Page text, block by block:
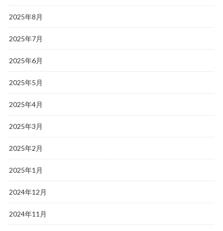
2025年8月
2025年7月
2025年6月
2025年5月
2025年4月
2025年3月
2025年2月
2025年1月
2024年12月
2024年11月